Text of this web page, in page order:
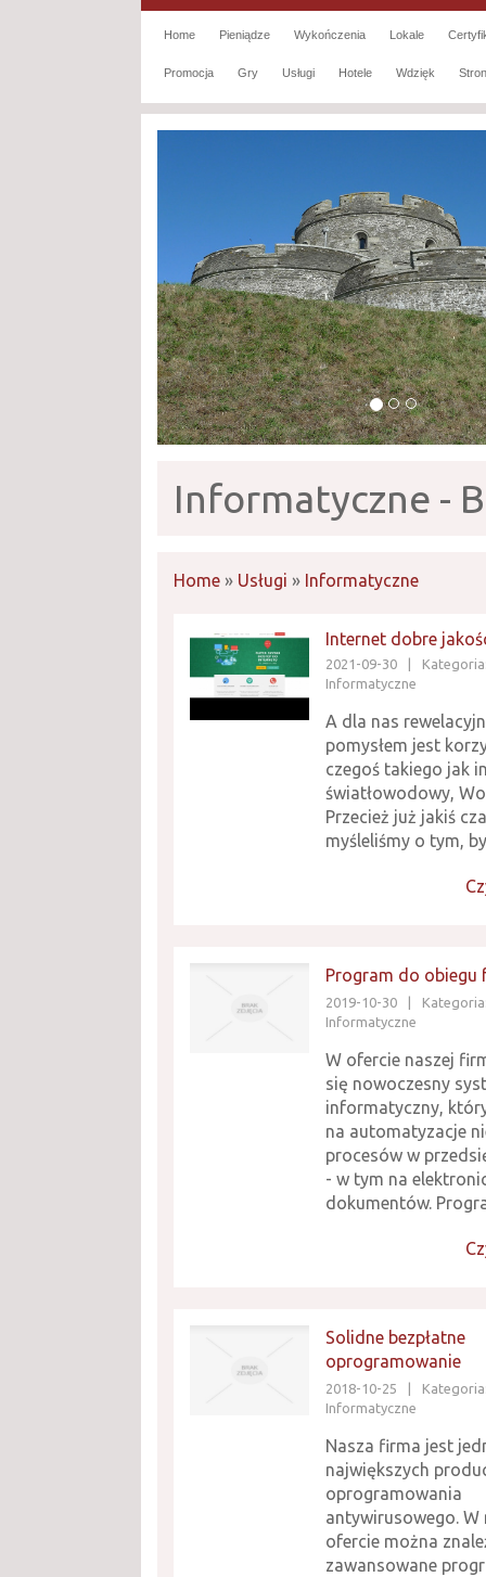
Home Pieniądze Wykończenia Lokale
Promocja Gry Usługi Hotele Wdzięk
Informatyczne -
Home » Usługi » Informatyczne
Internet dobre
2021-09-30
Informatyczne
A dla nas
pomysłem jest
czegoś takiego jak
światłowodowy,
Przecież już jakiś
myśleliśmy o tym,
Program do obiegu
2019-10-30
Informatyczne
W ofercie naszej
się nowoczesny
informatyczny,
na automatyzacje
procesów w
- w tym na
dokumentów.
Solidne bezpłatne
oprogramowanie
2018-10-25
Informatyczne
Nasza firma jest
największych
oprogramowania
antywirusowego. W
ofercie można
zawansowane